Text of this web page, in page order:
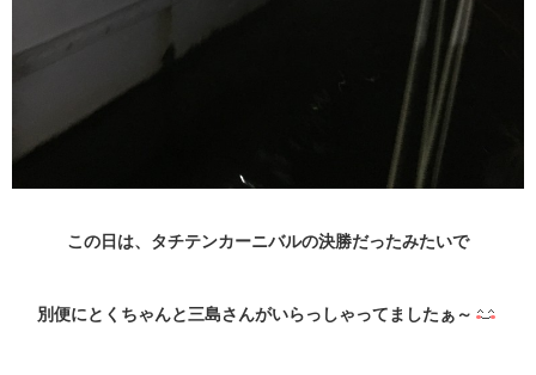
この日は、タチテンカーニバルの決勝だったみたいで
別便にとくちゃんと三島さんがいらっしゃってましたぁ～